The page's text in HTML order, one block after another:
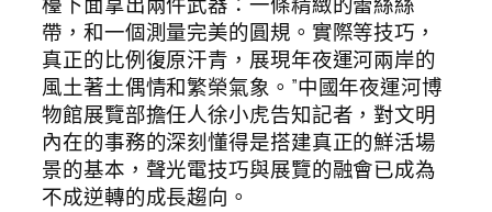
帶，和一個測量完美的圓規。實際等技巧，
真正的比例復原汗青，展現年夜運河兩岸的
風土著土偶情和繁榮氣象。”中國年夜運河博
物館展覽部擔任人徐小虎告知記者，對文明
內在的事務的深刻懂得是搭建真正的鮮活場
景的基本，聲光電技巧與展覽的融會已成為
不成逆轉的成長趨向。